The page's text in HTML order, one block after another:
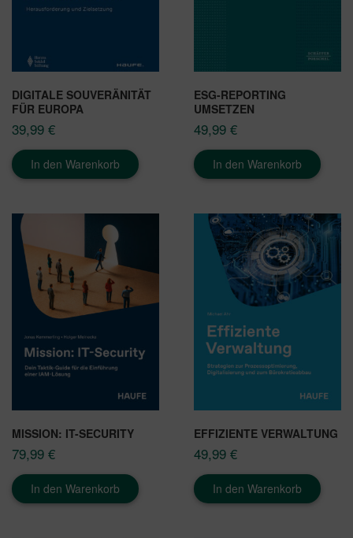
DIGITALE SOUVERÄNITÄT
FÜR EUROPA
39,99 €
In den Warenkorb
ESG-REPORTING
UMSETZEN
49,99 €
In den Warenkorb
MISSION: IT-SECURITY
79,99 €
In den Warenkorb
EFFIZIENTE VERWALTUNG
49,99 €
In den Warenkorb